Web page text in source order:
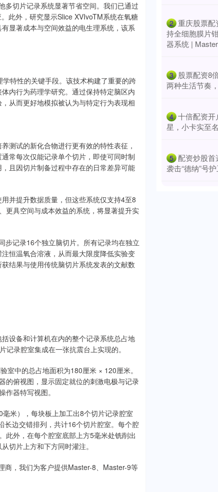
多切片记录系统显著节省空间。我们已通过
此外，研究显示Slice XVIvoTM系统在氧糖
显著成本与空间效益的电生理系统，该系
特性的关键手段。该技术构建了重要的跨
内行为药理学研究。通过保持特定脑区内
从而更好地模拟被认为与特定行为表现相
测试的新化合物进行更有效的特性表征，
常每次仅能记录单个切片，即使可同时制
且因切片制备过程中存在的日常差异可能
并提升数据质量，但这些系统仅支持4至8
更具空间与成本效益的系统，将显著提升实
步记录16个独立脑切片。所有记录均在独立
恒温氧合溶液，从而最大限度降低实验变
结果与使用传统脑切片系统发表的文献数
设备和计算机在内的整个记录系统总占地
录腔室集成在一张抗震台上实现的。
室中的总占地面积为180厘米 × 120厘米。
的俯视图，显示固定就位的刺激电极与记录
器特写视图。
米），每块板上加工出8个切片记录腔室
长边交错排列，共计16个切片腔室。每个腔
此外，在每个腔室底部上方5毫米处铣削出
切片上方和下方同时灌注。
商，我们为客户提供Master-8、Master-9等
2 重庆股票配
持全细胞膜片
器系统 | Master
3 股票配资8
两种生活节奏
4 十倍配资开
星，小卡实至
5 配资炒股
袭击“德纳”号